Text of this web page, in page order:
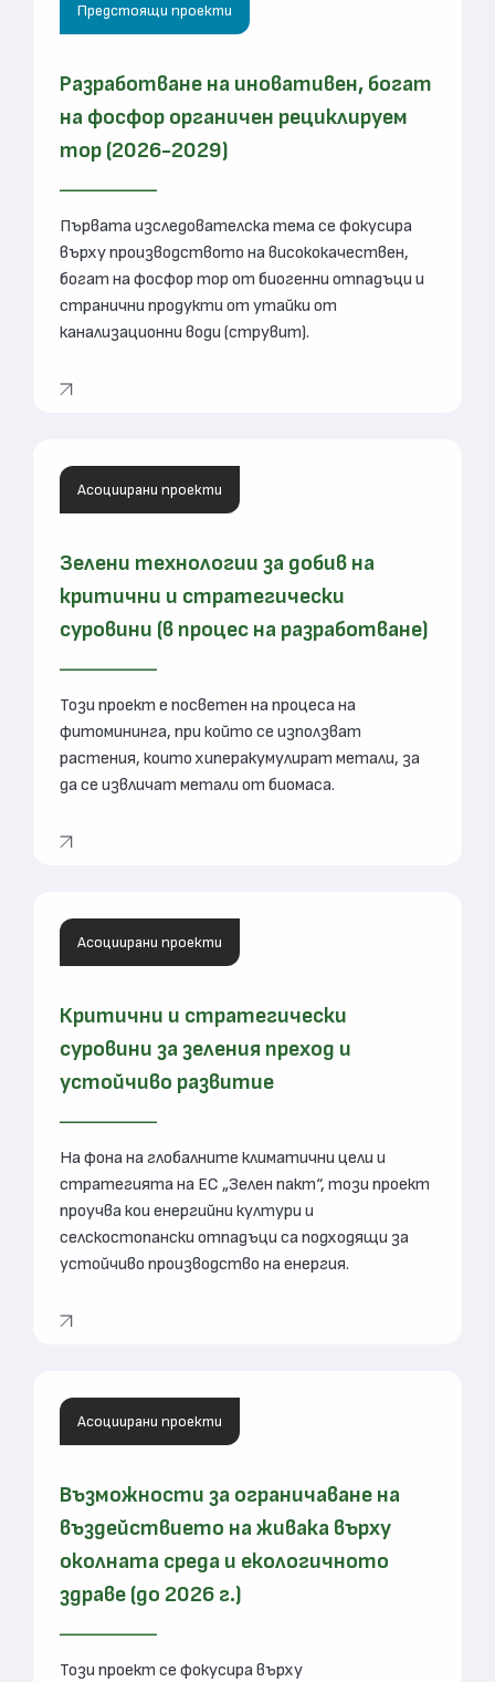
Предстоящи проекти
Разработване на иновативен, богат
на фосфор органичен рециклируем
тор (2026-2029)
Първата изследователска тема се фокусира
върху производството на висококачествен,
богат на фосфор тор от биогенни отпадъци и
странични продукти от утайки от
канализационни води (струвит).
Асоциирани проекти
Зелени технологии за добив на
критични и стратегически
суровини (в процес на разработване)
Този проект е посветен на процеса на
фитомининга, при който се използват
растения, които хиперакумулират метали, за
да се извличат метали от биомаса.
Асоциирани проекти
Критични и стратегически
суровини за зеления преход и
устойчиво развитие
На фона на глобалните климатични цели и
стратегията на ЕС „Зелен пакт“, този проект
проучва кои енергийни култури и
селскостопански отпадъци са подходящи за
устойчиво производство на енергия.
Асоциирани проекти
Възможности за ограничаване на
въздействието на живака върху
околната среда и екологичното
здраве (до 2026 г.)
Този проект се фокусира върху